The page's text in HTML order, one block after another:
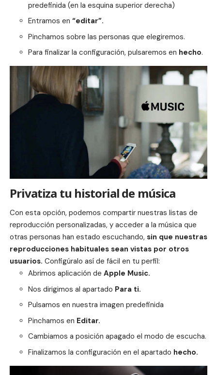
predefinida (en la esquina superior derecha)
Entramos en “editar”.
Pinchamos sobre las personas que elegiremos.
Para finalizar la configuración, pulsaremos en hecho.
Privatiza tu historial de música
Con esta opción, podemos compartir nuestras listas de
reproducción personalizadas, y acceder a la música que
otras personas han estado escuchando, sin que nuestras
reproducciones habituales sean vistas por otros
usuarios. Configúralo así de fácil en tu perfil:
Abrimos aplicación de Apple Music.
Nos dirigimos al apartado Para ti.
Pulsamos en nuestra imagen predefinida
Pinchamos en Editar.
Cambiamos a posición apagado el modo de escucha.
Finalizamos la configuración en el apartado hecho.